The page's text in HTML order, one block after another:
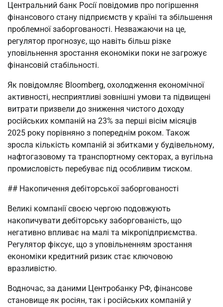
Центральний банк Росії повідомив про погіршення
фінансового стану підприємств у країні та збільшення
проблемної заборгованості. Незважаючи на це,
регулятор прогнозує, що навіть більш різке
уповільнення зростання економіки поки не загрожує
фінансовій стабільності.
Як повідомляє Bloomberg, охолодження економічної
активності, несприятливі зовнішні умови та підвищені
витрати призвели до зниження чистого доходу
російських компаній на 23% за перші вісім місяців
2025 року порівняно з попереднім роком. Також
зросла кількість компаній зі збитками у будівельному,
нафтогазовому та транспортному секторах, а вугільна
промисловість перебуває під особливим тиском.
## Накопичення дебіторської заборгованості
Великі компанії своєю чергою подовжують
накопичувати дебіторську заборгованість, що
негативно впливає на малі та мікропідприємства.
Регулятор фіксує, що з уповільненням зростання
економіки кредитний ризик стає ключовою
вразливістю.
Водночас, за даними Центробанку РФ, фінансове
становище як росіян, так і російських компаній у